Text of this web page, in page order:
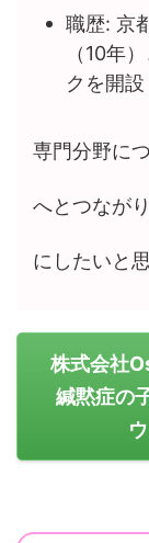
職歴: 京
（10年
クを開設
専門分野に
へとつなが
にしたいと
株式会社
緘黙症の